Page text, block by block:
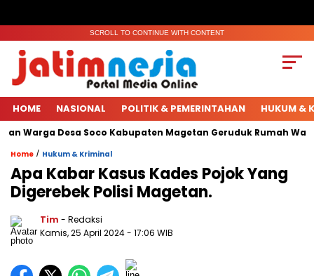
SCROLL TO CONTINUE WITH CONTENT
HOME NASIONAL POLITIK & PEMERINTAHAN HUKUM &
Warga Desa Soco Kabupaten Magetan Geruduk Rumah
Home / Hukum & Kriminal
Apa Kabar Kasus Kades Pojok Yang
Digerebek Polisi Magetan.
Tim - Redaksi
Kamis, 25 April 2024- 17:06 WIB